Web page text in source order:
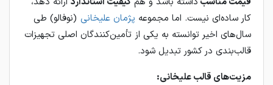
کار ساده‌ای نیست. اما مجموعه پژمان علیخانی (نوفالو) طی
سال‌های اخیر توانسته به یکی از تأمین‌کنندگان اصلی تجهیزات
قالب‌بندی در کشور تبدیل شود.
مزیت‌های قالب علیخانی: